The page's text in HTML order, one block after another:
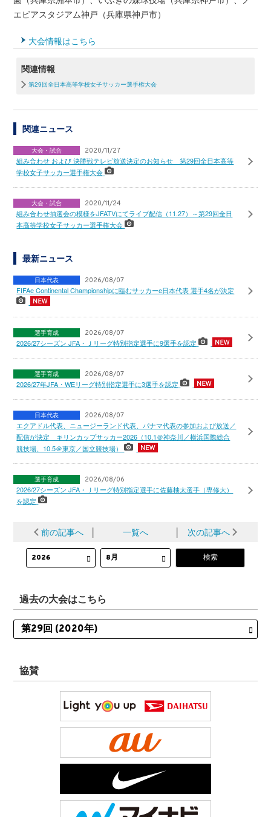
エビアスタジアム神戸（兵庫県神戸市）
大会情報はこちら
関連情報
第29回全日本高等学校女子サッカー選手権大会
関連ニュース
大会・試合 2020/11/27
組み合わせ および 決勝戦テレビ放送決定のお知らせ 第29回全日本高等
学校女子サッカー選手権大会
大会・試合 2020/11/24
組み合わせ抽選会の模様をJFATVにてライブ配信（11.27）～第29回全日
本高等学校女子サッカー選手権大会
最新ニュース
日本代表 2026/08/07
FIFAe Continental Championshipに臨むサッカーe日本代表 選手4名が決定
選手育成 2026/08/07
2026/27シーズン JFA・Ｊリーグ特別指定選手に9選手を認定
選手育成 2026/08/07
2026/27年JFA・WEリーグ特別指定選手に3選手を認定
日本代表 2026/08/07
エクアドル代表、ニュージーランド代表、パナマ代表の参加および放送／
配信が決定 キリンカップサッカー2026（10.1＠神奈川／横浜国際総合
競技場、10.5＠東京／国立競技場）
選手育成 2026/08/06
2026/27シーズン JFA・Ｊリーグ特別指定選手に佐藤柚太選手（専修大）
を認定
前の記事へ │ 一覧へ │ 次の記事へ
過去の大会はこちら
協賛